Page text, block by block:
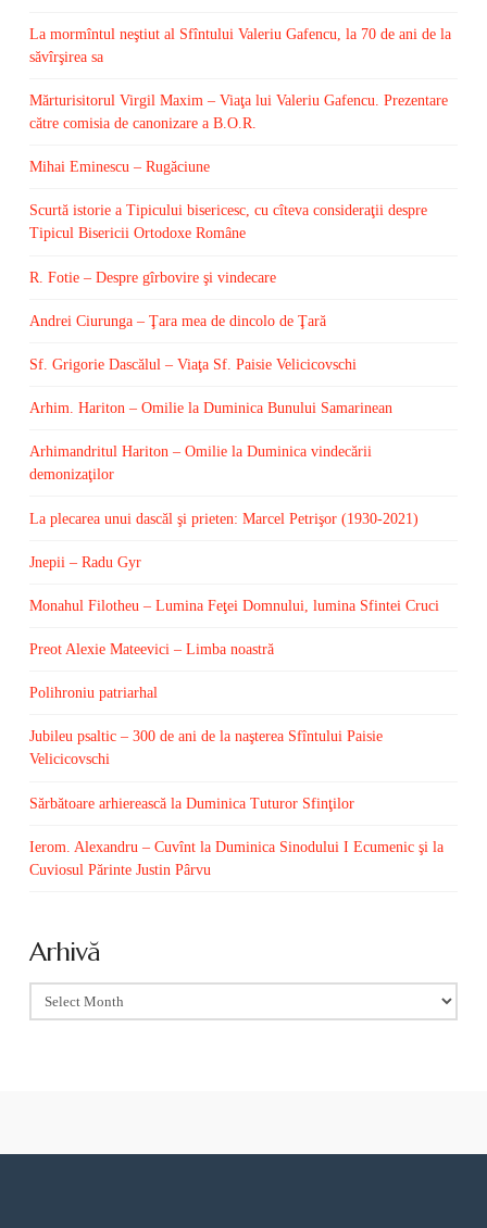
La mormîntul neştiut al Sfîntului Valeriu Gafencu, la 70 de ani de la
săvîrşirea sa
Mărturisitorul Virgil Maxim – Viaţa lui Valeriu Gafencu. Prezentare
către comisia de canonizare a B.O.R.
Mihai Eminescu – Rugăciune
Scurtă istorie a Tipicului bisericesc, cu cîteva consideraţii despre
Tipicul Bisericii Ortodoxe Române
R. Fotie – Despre gîrbovire şi vindecare
Andrei Ciurunga – Ţara mea de dincolo de Ţară
Sf. Grigorie Dascălul – Viaţa Sf. Paisie Velicicovschi
Arhim. Hariton – Omilie la Duminica Bunului Samarinean
Arhimandritul Hariton – Omilie la Duminica vindecării
demonizaţilor
La plecarea unui dascăl şi prieten: Marcel Petrişor (1930-2021)
Jnepii – Radu Gyr
Monahul Filotheu – Lumina Feţei Domnului, lumina Sfintei Cruci
Preot Alexie Mateevici – Limba noastră
Polihroniu patriarhal
Jubileu psaltic – 300 de ani de la naşterea Sfîntului Paisie
Velicicovschi
Sărbătoare arhierească la Duminica Tuturor Sfinţilor
Ierom. Alexandru – Cuvînt la Duminica Sinodului I Ecumenic şi la
Cuviosul Părinte Justin Pârvu
Arhivă
Arhivă